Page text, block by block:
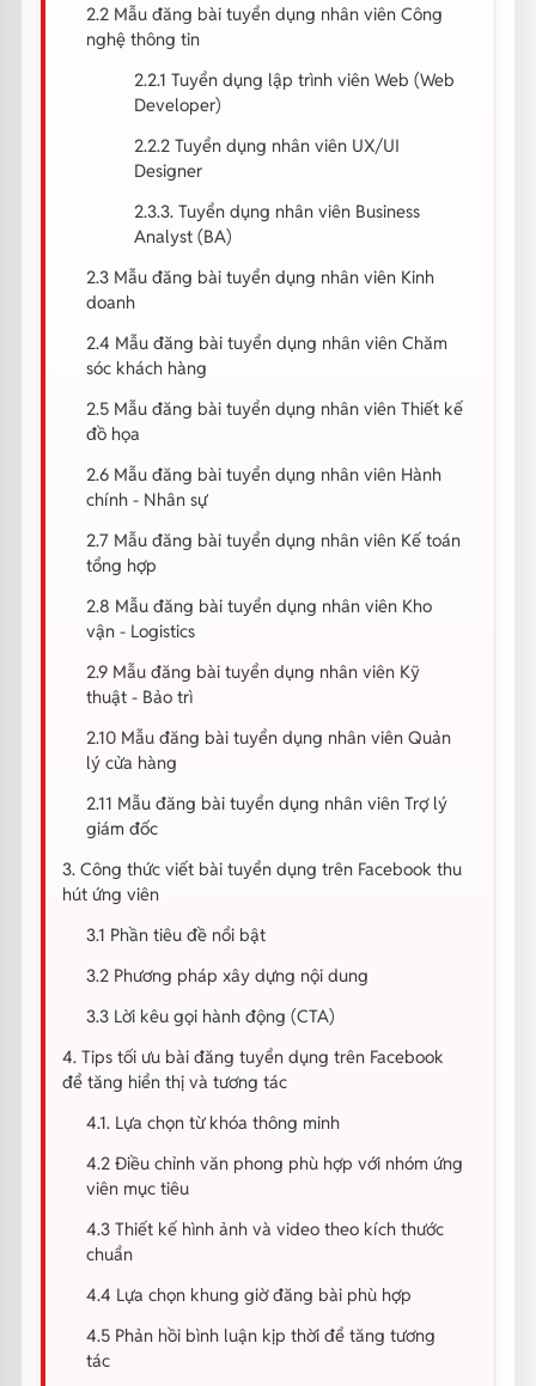
2.2 Mẫu đăng bài tuyển dụng nhân viên Công
nghệ thông tin
2.2.1 Tuyển dụng lập trình viên Web (Web
Developer)
2.2.2 Tuyển dụng nhân viên UX/UI
Designer
2.3.3. Tuyển dụng nhân viên Business
Analyst (BA)
2.3 Mẫu đăng bài tuyển dụng nhân viên Kinh
doanh
2.4 Mẫu đăng bài tuyển dụng nhân viên Chăm
sóc khách hàng
2.5 Mẫu đăng bài tuyển dụng nhân viên Thiết kế
đồ họa
2.6 Mẫu đăng bài tuyển dụng nhân viên Hành
chính - Nhân sự
2.7 Mẫu đăng bài tuyển dụng nhân viên Kế toán
tổng hợp
2.8 Mẫu đăng bài tuyển dụng nhân viên Kho
vận - Logistics
2.9 Mẫu đăng bài tuyển dụng nhân viên Kỹ
thuật - Bảo trì
2.10 Mẫu đăng bài tuyển dụng nhân viên Quản
lý cửa hàng
2.11 Mẫu đăng bài tuyển dụng nhân viên Trợ lý
giám đốc
3. Công thức viết bài tuyển dụng trên Facebook thu
hút ứng viên
3.1 Phần tiêu đề nổi bật
3.2 Phương pháp xây dựng nội dung
3.3 Lời kêu gọi hành động (CTA)
4. Tips tối ưu bài đăng tuyển dụng trên Facebook
để tăng hiển thị và tương tác
4.1. Lựa chọn từ khóa thông minh
4.2 Điều chỉnh văn phong phù hợp với nhóm ứng
viên mục tiêu
4.3 Thiết kế hình ảnh và video theo kích thước
chuẩn
4.4 Lựa chọn khung giờ đăng bài phù hợp
4.5 Phản hồi bình luận kịp thời để tăng tương
tác